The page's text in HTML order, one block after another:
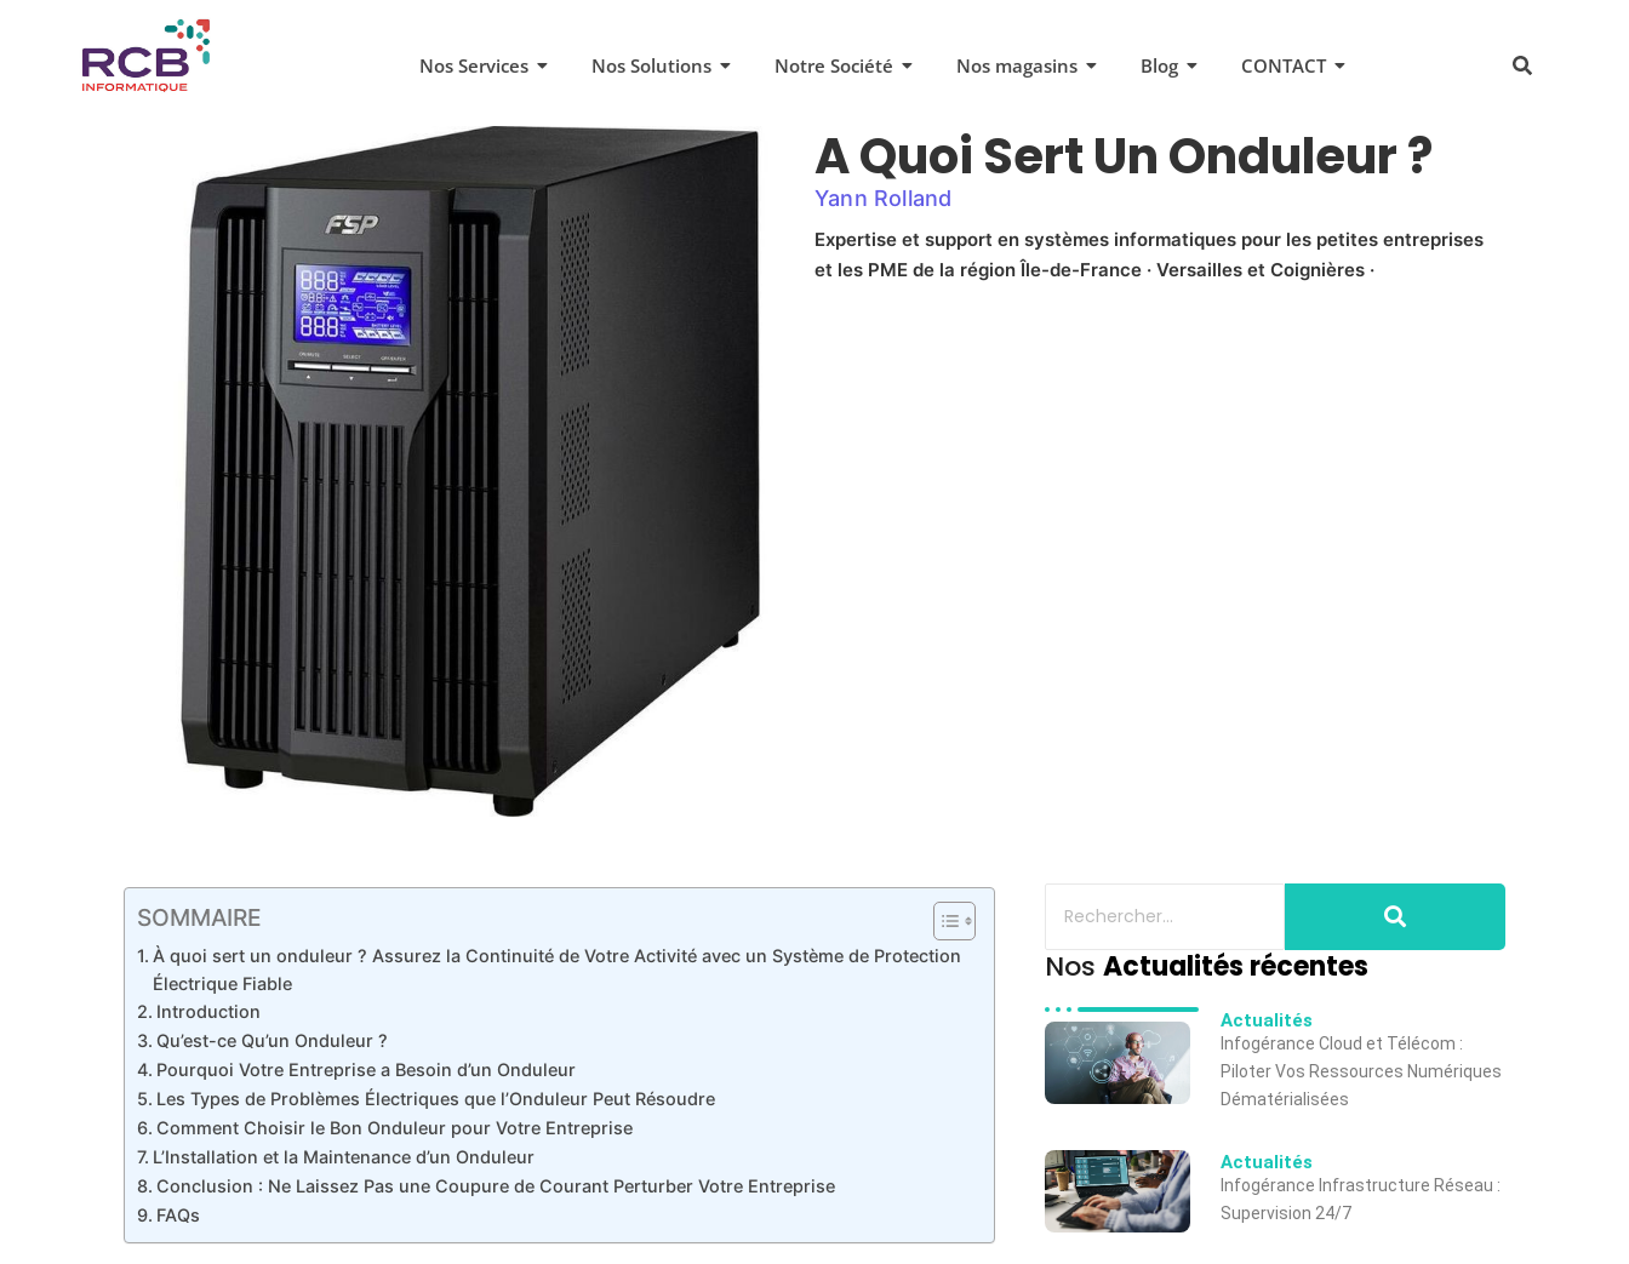
Nos Services Nos Solutions Notre Société Nos magasins Blog CONTACT
A Quoi Sert Un Onduleur ?
Yann Rolland
Expertise et support en systèmes informatiques pour les petites entreprises
et les PME de la région Île-de-France · Versailles et Coignières ·
SOMMAIRE
À quoi sert un onduleur ? Assurez la Continuité de Votre Activité avec un Système de Protection
Électrique Fiable
Introduction
Qu’est-ce Qu’un Onduleur ?
Pourquoi Votre Entreprise a Besoin d’un Onduleur
Les Types de Problèmes Électriques que l’Onduleur Peut Résoudre
Comment Choisir le Bon Onduleur pour Votre Entreprise
L’Installation et la Maintenance d’un Onduleur
Conclusion : Ne Laissez Pas une Coupure de Courant Perturber Votre Entreprise
FAQs
Nos Actualités récentes
Actualités
Infogérance Cloud et Télécom :
Piloter Vos Ressources Numériques
Dématérialisées
Actualités
Infogérance Infrastructure Réseau :
Supervision 24/7